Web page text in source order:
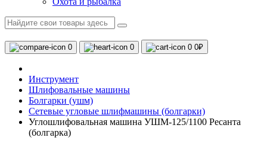
0 0 0 0₽
Инструмент
Шлифовальные машины
Болгарки (ушм)
Сетевые угловые шлифмашины (болгарки)
Углошлифовальная машина УШМ-125/1100 Ресанта
(болгарка)